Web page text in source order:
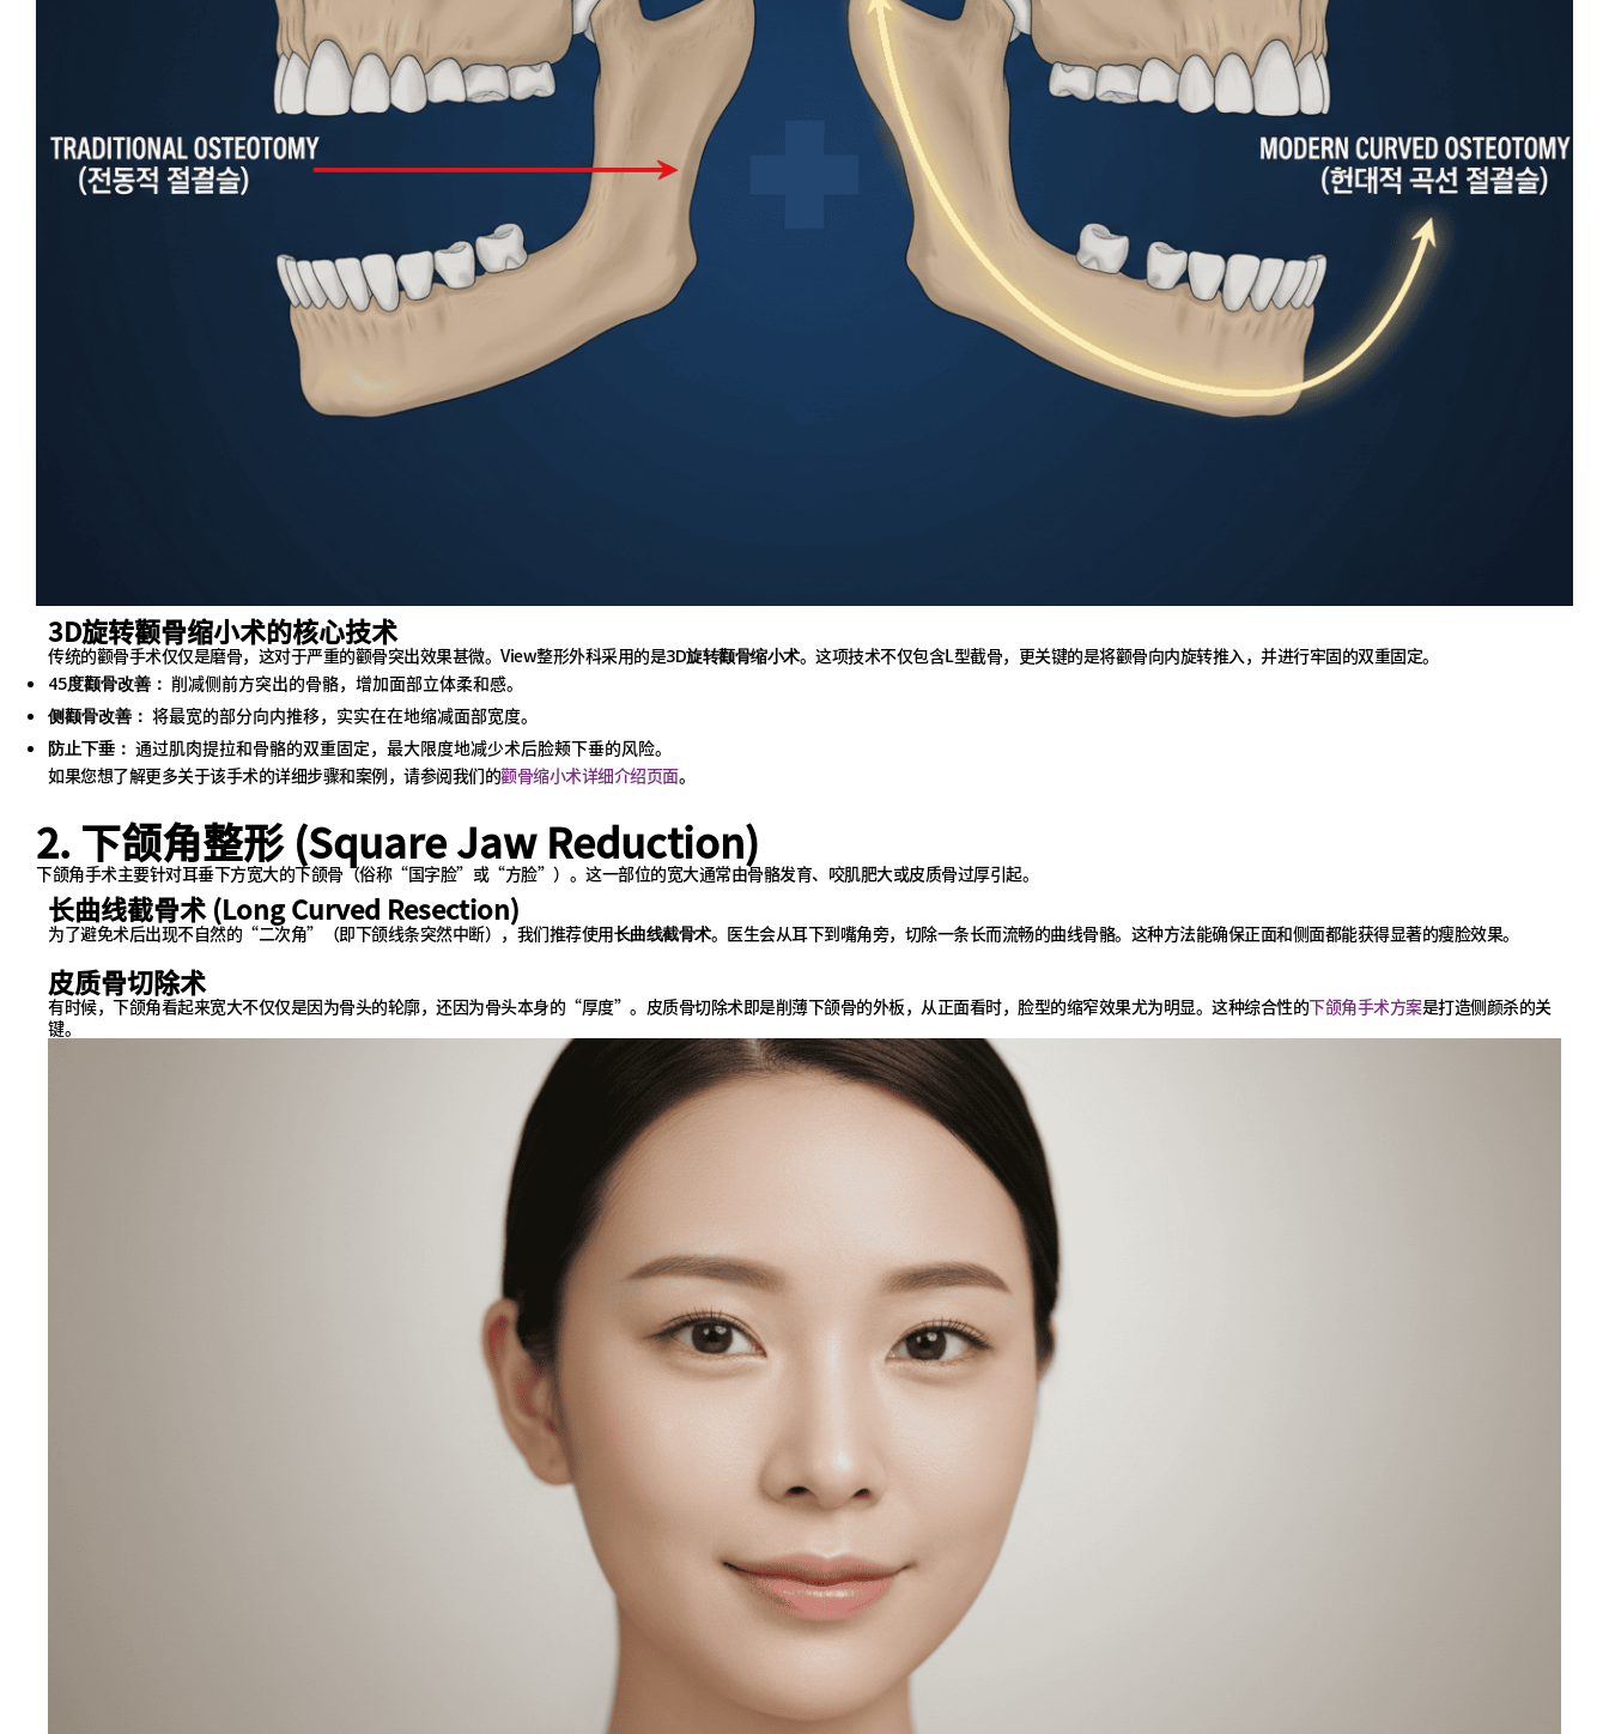
3D旋转颧骨缩小术的核心技术
传统的颧骨手术仅仅是磨骨，这对于严重的颧骨突出效果甚微。View整形外科采用的是3D旋转颧骨缩小术。这项技术不仅包含L型截骨，更关键的是将颧骨向内旋转推入，并进行牢固的双重固定。
45度颧骨改善： 削减侧前方突出的骨骼，增加面部立体柔和感。
侧颧骨改善： 将最宽的部分向内推移，实实在在地缩减面部宽度。
防止下垂： 通过肌肉提拉和骨骼的双重固定，最大限度地减少术后脸颊下垂的风险。
如果您想了解更多关于该手术的详细步骤和案例，请参阅我们的颧骨缩小术详细介绍页面。
2. 下颌角整形 (Square Jaw Reduction)
下颌角手术主要针对耳垂下方宽大的下颌骨（俗称“国字脸”或“方脸”）。这一部位的宽大通常由骨骼发育、咬肌肥大或皮质骨过厚引起。
长曲线截骨术 (Long Curved Resection)
为了避免术后出现不自然的“二次角”（即下颌线条突然中断），我们推荐使用长曲线截骨术。医生会从耳下到嘴角旁，切除一条长而流畅的曲线骨骼。这种方法能确保正面和侧面都能获得显著的瘦脸效果。
皮质骨切除术
有时候，下颌角看起来宽大不仅仅是因为骨头的轮廓，还因为骨头本身的“厚度”。皮质骨切除术即是削薄下颌骨的外板，从正面看时，脸型的缩窄效果尤为明显。这种综合性的下颌角手术方案是打造侧颜杀的关
键。